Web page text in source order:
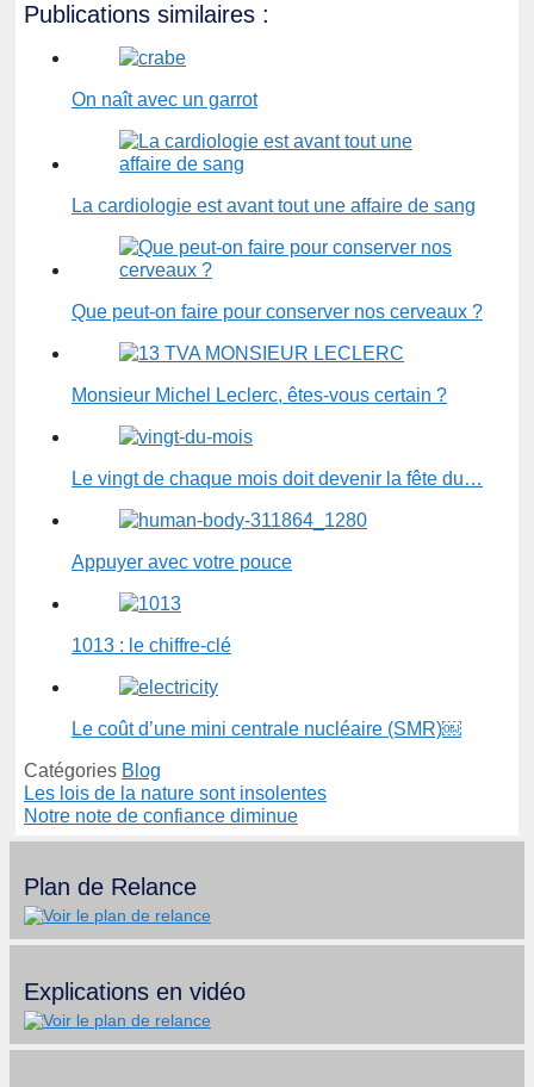
Publications similaires :
On naît avec un garrot
La cardiologie est avant tout une affaire de sang
Que peut-on faire pour conserver nos cerveaux ?
Monsieur Michel Leclerc, êtes-vous certain ?
Le vingt de chaque mois doit devenir la fête du…
Appuyer avec votre pouce
1013 : le chiffre-clé
Le coût d’une mini centrale nucléaire (SMR)￼
Catégories Blog
Les lois de la nature sont insolentes
Notre note de confiance diminue
Plan de Relance
Explications en vidéo